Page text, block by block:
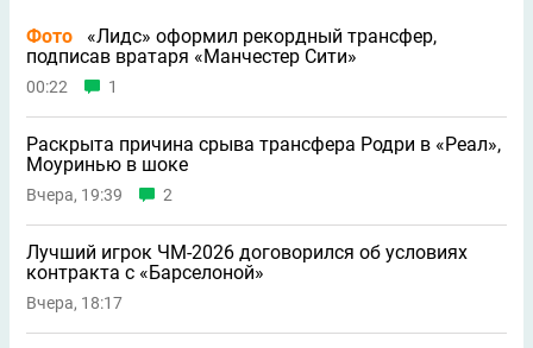
Фото
«Лидс» оформил рекордный трансфер,
подписав вратаря «Манчестер Сити»
00:22 1
Раскрыта причина срыва трансфера Родри в «Реал»,
Моуринью в шоке
Вчера, 19:39 2
Лучший игрок ЧМ-2026 договорился об условиях
контракта с «Барселоной»
Вчера, 18:17